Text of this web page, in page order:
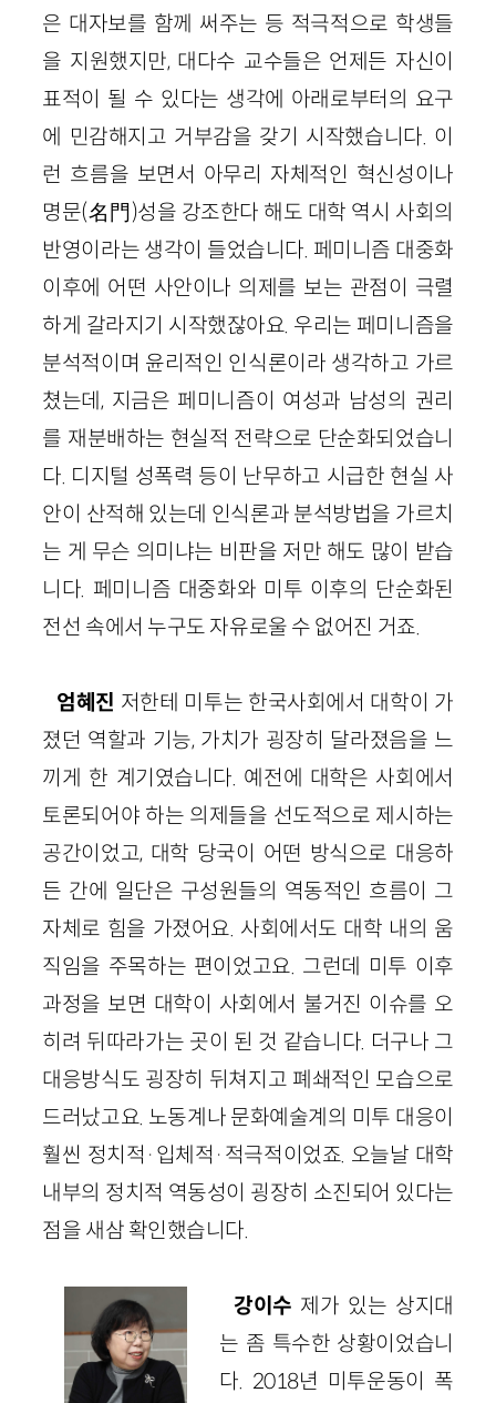
은 대자보를 함께 써주는 등 적극적으로 학생들
을 지원했지만, 대다수 교수들은 언제든 자신이
표적이 될 수 있다는 생각에 아래로부터의 요구
에 민감해지고 거부감을 갖기 시작했습니다. 이
런 흐름을 보면서 아무리 자체적인 혁신성이나
명문(名門)성을 강조한다 해도 대학 역시 사회의
반영이라는 생각이 들었습니다. 페미니즘 대중화
이후에 어떤 사안이나 의제를 보는 관점이 극렬
하게 갈라지기 시작했잖아요. 우리는 페미니즘을
분석적이며 윤리적인 인식론이라 생각하고 가르
쳤는데, 지금은 페미니즘이 여성과 남성의 권리
를 재분배하는 현실적 전략으로 단순화되었습니
다. 디지털 성폭력 등이 난무하고 시급한 현실 사
안이 산적해 있는데 인식론과 분석방법을 가르치
는 게 무슨 의미냐는 비판을 저만 해도 많이 받습
니다. 페미니즘 대중화와 미투 이후의 단순화된
전선 속에서 누구도 자유로울 수 없어진 거죠.
엄혜진 저한테 미투는 한국사회에서 대학이 가
졌던 역할과 기능, 가치가 굉장히 달라졌음을 느
끼게 한 계기였습니다. 예전에 대학은 사회에서
토론되어야 하는 의제들을 선도적으로 제시하는
공간이었고, 대학 당국이 어떤 방식으로 대응하
든 간에 일단은 구성원들의 역동적인 흐름이 그
자체로 힘을 가졌어요. 사회에서도 대학 내의 움
직임을 주목하는 편이었고요. 그런데 미투 이후
과정을 보면 대학이 사회에서 불거진 이슈를 오
히려 뒤따라가는 곳이 된 것 같습니다. 더구나 그
대응방식도 굉장히 뒤쳐지고 폐쇄적인 모습으로
드러났고요. 노동계나 문화예술계의 미투 대응이
훨씬 정치적·입체적·적극적이었죠. 오늘날 대학
내부의 정치적 역동성이 굉장히 소진되어 있다는
점을 새삼 확인했습니다.
강이수 제가 있는 상지대
는 좀 특수한 상황이었습니
다. 2018년 미투운동이 폭